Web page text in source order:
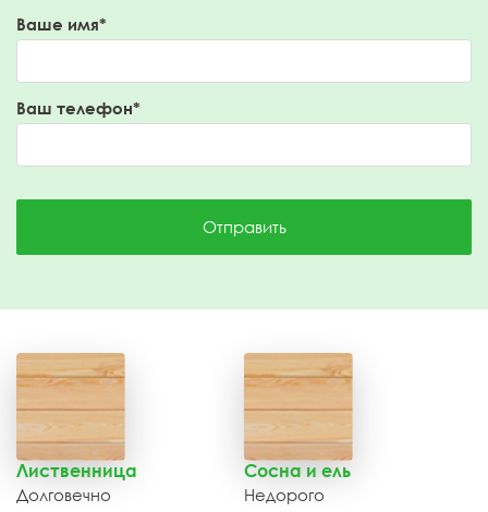
Ваше имя*
Ваш телефон*
Отправить
Лиственница
Долговечно
Сосна и ель
Недорого